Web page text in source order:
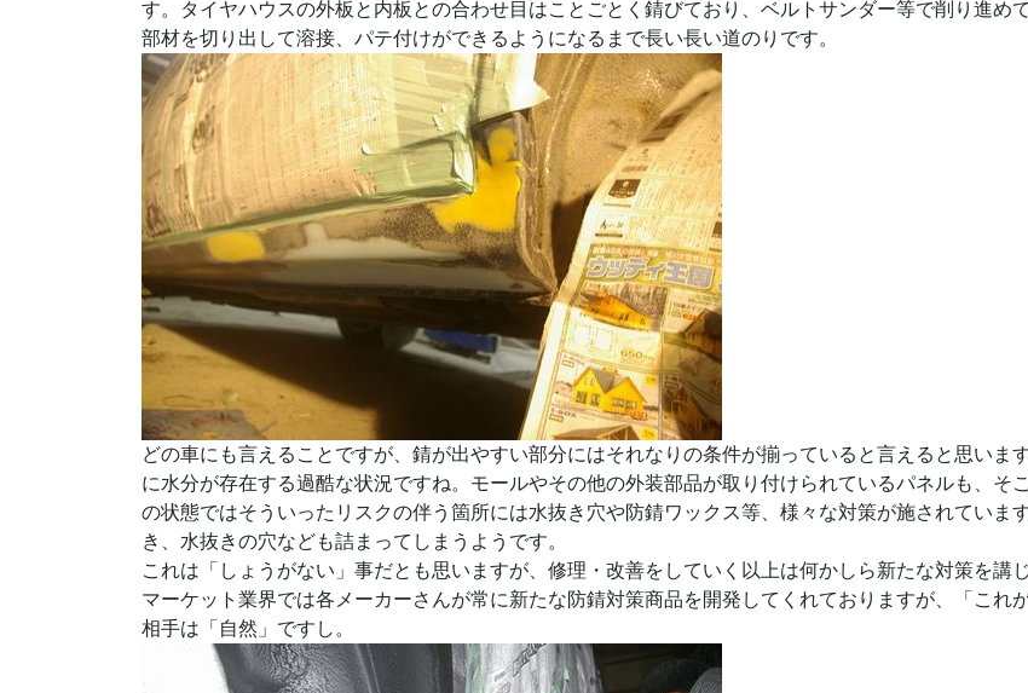
す。タイヤハウスの外板と内板との合わせ目はことごとく錆びており、ベルトサンダー等で削り進め
部材を切り出して溶接、パテ付けができるようになるまで長い長い道のりです。
どの車にも言えることですが、錆が出やすい部分にはそれなりの条件が揃っていると言えると思いま
に水分が存在する過酷な状況ですね。モールやその他の外装部品が取り付けられているパネルも、そ
の状態ではそういったリスクの伴う箇所には水抜き穴や防錆ワックス等、様々な対策が施されていま
き、水抜きの穴なども詰まってしまうようです。
これは「しょうがない」事だとも思いますが、修理・改善をしていく以上は何かしら新たな対策を講
マーケット業界では各メーカーさんが常に新たな防錆対策商品を開発してくれておりますが、「これ
相手は「自然」ですし。